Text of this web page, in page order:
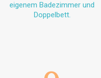
eigenem Badezimmer und
Doppelbett.